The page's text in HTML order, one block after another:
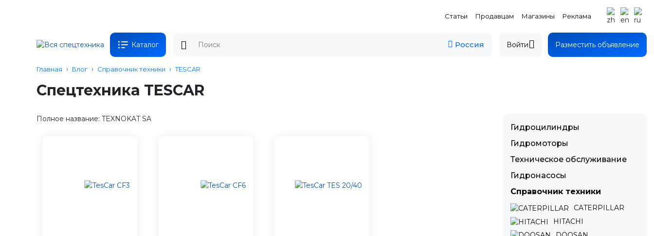
Статьи Продавцам Магазины Реклама
Каталог Россия Войти Разместить объявление
Главная Блог Справочник техники TESCAR
Спецтехника TESCAR
Полное название: TEXNOKAT SA
Гидроцилиндры
Гидромоторы
Техническое обслуживание
Гидронасосы
Справочник техники
CATERPILLAR
HITACHI